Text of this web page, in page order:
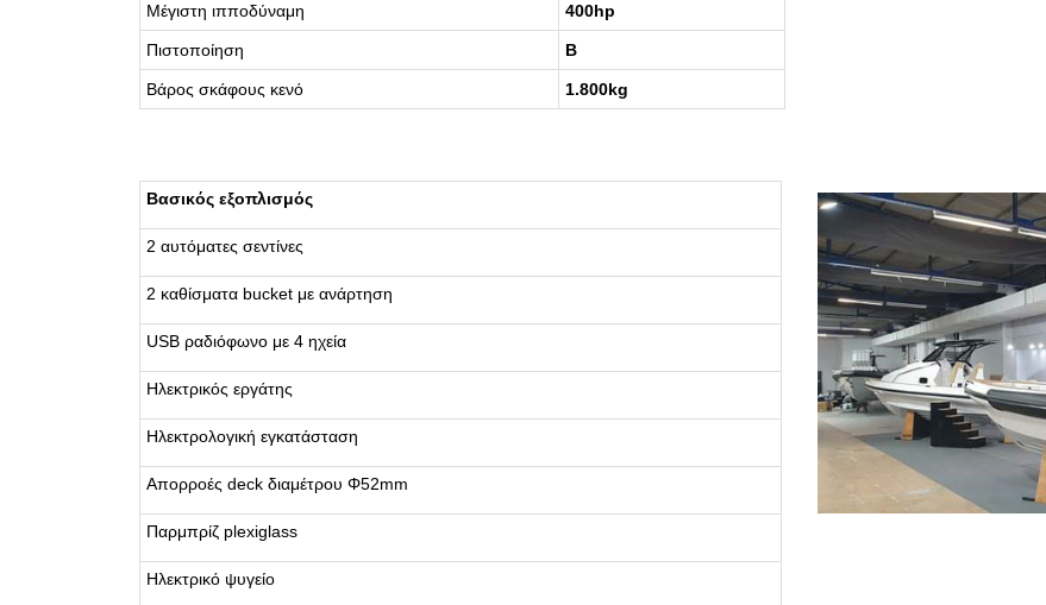
Μέγιστη ιπποδύναμη 400hp
Πιστοποίηση B
Βάρος σκάφους κενό 1.800kg
Βασικός εξοπλισμός
2 αυτόματες σεντίνες
2 καθίσματα bucket με ανάρτηση
USB ραδιόφωνο με 4 ηχεία
Ηλεκτρικός εργάτης
Ηλεκτρολογική εγκατάσταση
Απορροές deck διαμέτρου Φ52mm
Παρμπρίζ plexiglass
Ηλεκτρικό ψυγείο